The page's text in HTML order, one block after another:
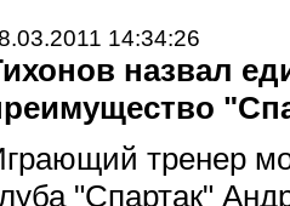
14:34:26
назвал
тренер
"Спартак"